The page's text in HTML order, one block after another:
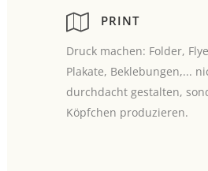
PRINT
Druck machen: Folder,
Plakate, Beklebungen,...
durchdacht gestalten,
Köpfchen produzieren.